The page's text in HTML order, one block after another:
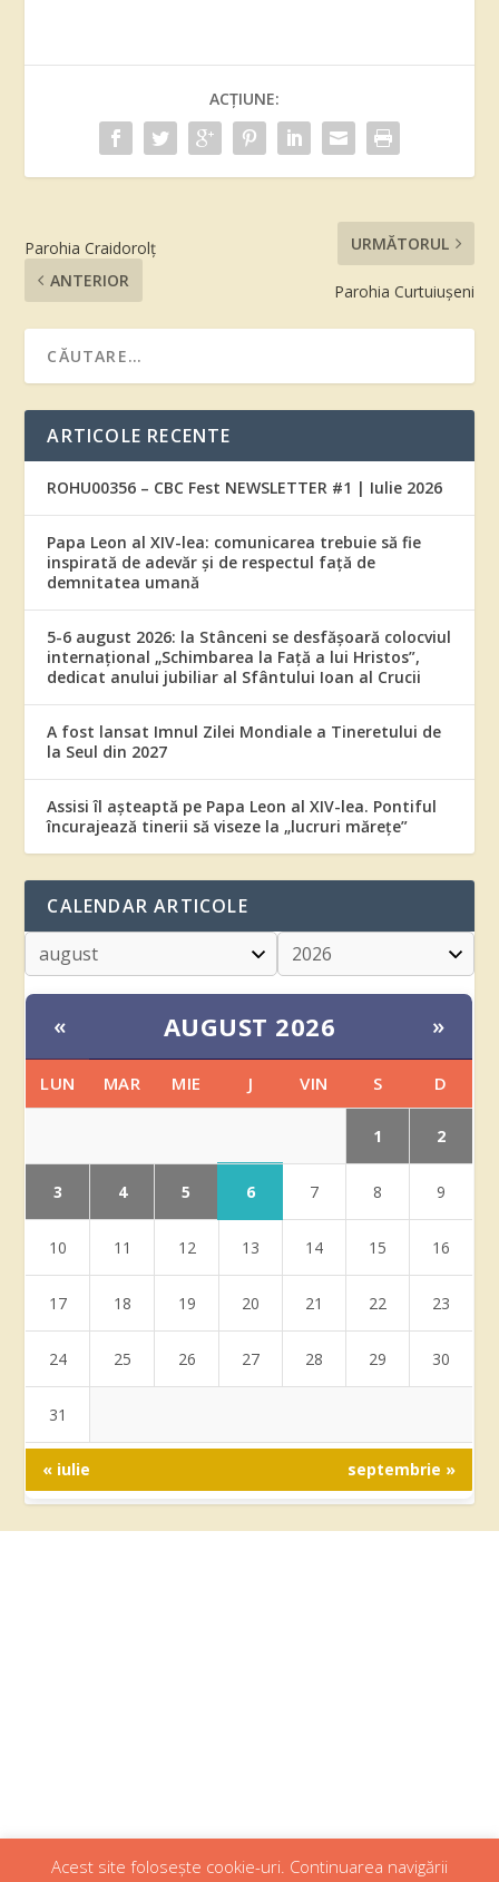
ACȚIUNE:
Parohia Craidorolţ
ANTERIOR
URMĂTORUL
Parohia Curtuiuşeni
ARTICOLE RECENTE
ROHU00356 – CBC Fest NEWSLETTER #1 | Iulie 2026
Papa Leon al XIV-lea: comunicarea trebuie să fie
inspirată de adevăr și de respectul față de
demnitatea umană
5-6 august 2026: la Stânceni se desfășoară colocviul
internațional „Schimbarea la Față a lui Hristos”,
dedicat anului jubiliar al Sfântului Ioan al Crucii
A fost lansat Imnul Zilei Mondiale a Tineretului de
la Seul din 2027
Assisi îl așteaptă pe Papa Leon al XIV-lea. Pontiful
încurajează tinerii să viseze la „lucruri mărețe”
CALENDAR ARTICOLE
« AUGUST 2026 »
LUN MAR MIE J VIN S D
1 2
3 4 5 6 7 8 9
10 11 12 13 14 15 16
17 18 19 20 21 22 23
24 25 26 27 28 29 30
31
« iulie septembrie »
Acest site folosește cookie-uri. Continuarea navigării